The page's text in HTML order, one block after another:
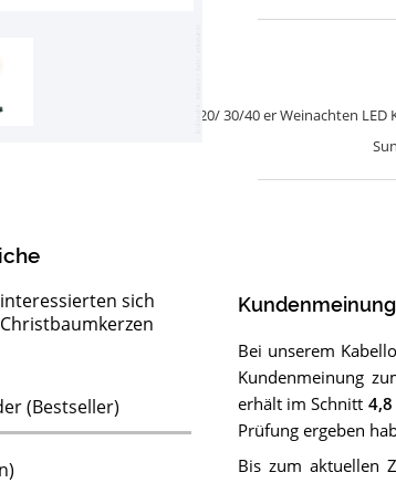
sich
(Bestseller)Test
Test
10/20/ 30/40 er Weinachten
Kundenmeinung
Bei unserem
Kundenmeinung
erhält im Schnitt 4,8
Prüfung ergeben
Bis zum aktuellen